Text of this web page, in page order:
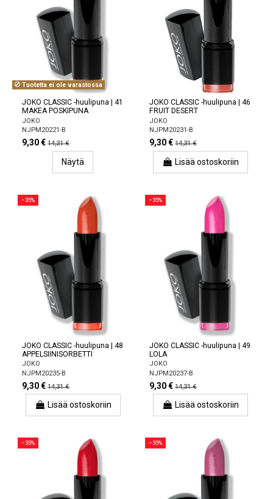
Tuotetta ei ole varastossa
JOKO CLASSIC -huulipuna | 41
MAKEA POSKIPUNA
JOKO
NJPM20221-B
9,30 € 14,31 €
Näytä
JOKO CLASSIC -huulipuna | 46
FRUIT DESERT
JOKO
NJPM20231-B
9,30 € 14,31 €
Lisää ostoskoriin
−35%
JOKO CLASSIC -huulipuna | 48
APPELSIINISORBETTI
JOKO
NJPM20235-B
9,30 € 14,31 €
Lisää ostoskoriin
−35%
JOKO CLASSIC -huulipuna | 49
LOLA
JOKO
NJPM20237-B
9,30 € 14,31 €
Lisää ostoskoriin
−35% −35%